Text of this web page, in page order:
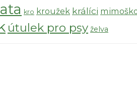
kro kroužek králíci
útulek pro psy želva